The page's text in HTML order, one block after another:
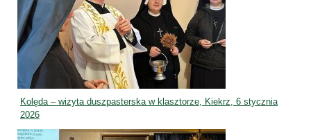
Kolęda – wizyta duszpasterska w klasztorze, Kiekrz, 6 stycznia
2026